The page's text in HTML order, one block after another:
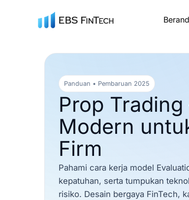
Panduan • Pembaruan 2025
Prop
Modern
Firm
Pahami cara kerja model
kepatuhan, serta tumpukan
risiko. Desain bergaya FinTech,